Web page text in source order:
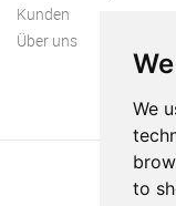
We
to
Kunden
Über uns